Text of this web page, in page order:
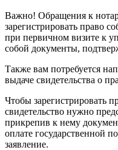
Важно! Обращения к
зарегистрировать право
при первичном визите к
собой документы,
Также вам потребуется
выдаче свидетельства о
Чтобы зарегистрировать
свидетельство нужно
прикрепив к нему
оплате государственной
заявление.